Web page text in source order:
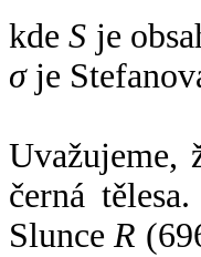
kdeS je
σje
Uvažujeme,
černá
SlunceR